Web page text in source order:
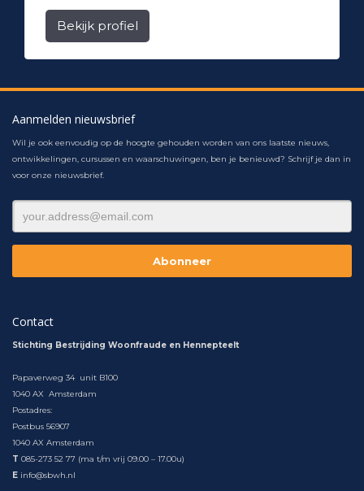
Bekijk profiel
Aanmelden nieuwsbrief
Wil je ook eenvoudig op de hoogte gehouden worden van ons laatste nieuws,
ontwikkelingen, cursussen en waarschuwingen, ben je benieuwd? Schrijf je dan in
voor onze nieuwsbrief.
Contact
Stichting Bestrijding Woonfraude en Hennepteelt
Papaverweg 34 unit B100
1040 AX Amsterdam
Postadres:
Postbus 56907
1040 AX Amsterdam
T 085-273 52 77 (ma t/m vrij 09.00 – 17.00u)
E info@sbwh.nl